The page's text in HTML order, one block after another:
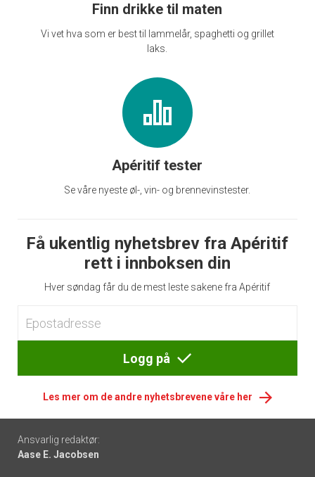
Finn drikke til maten
Vi vet hva som er best til lammelår, spaghetti og grillet
laks.
Apéritif tester
Se våre nyeste øl-, vin- og brennevinstester.
Få ukentlig nyhetsbrev fra Apéritif
rett i innboksen din
Hver søndag får du de mest leste sakene fra Apéritif
Logg på
Les mer om de andre nyhetsbrevene våre her
Footer
-
Ansvarlig redaktør:
Aase E. Jacobsen